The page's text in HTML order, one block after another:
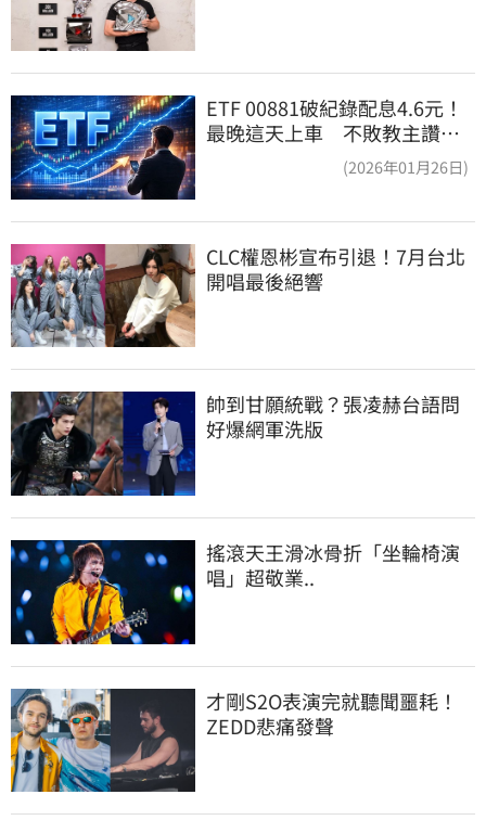
ETF 00881破紀錄配息4.6元！
最晚這天上車 不敗教主讚：
(2026年01月26日)
CLC權恩彬宣布引退！7月台北
開唱最後絕響
帥到甘願統戰？張凌赫台語問
好爆網軍洗版
搖滾天王滑冰骨折「坐輪椅演
唱」超敬業..
才剛S2O表演完就聽聞噩耗！
ZEDD悲痛發聲